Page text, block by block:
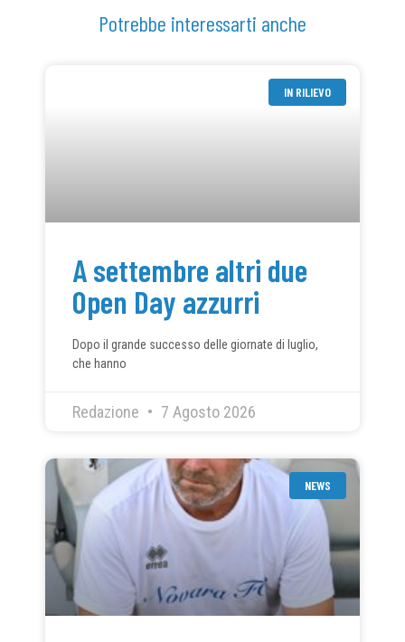
Potrebbe interessarti anche
IN RILIEVO
A settembre altri due
Open Day azzurri
Dopo il grande successo delle giornate di luglio,
che hanno
Redazione 7 Agosto 2026
NEWS